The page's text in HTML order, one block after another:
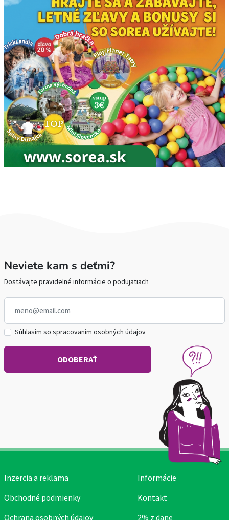
Neviete kam s deťmi?
Dostávajte pravidelné informácie o podujatiach
Súhlasím so spracovaním osobných údajov
Inzercia a reklama
Obchodné podmienky
Ochrana osobných údajov
Informácie
Kontakt
2% z dane